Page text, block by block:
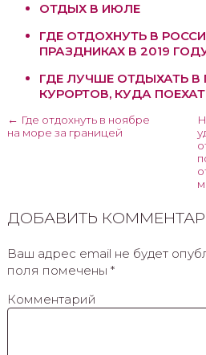
ОТДЫХ В ИЮЛЕ
ГДЕ ОТДОХНУТЬ В
ПРАЗДНИКАХ В 2019
ГДЕ ЛУЧШЕ ОТДЫХАТЬ В
КУРОРТОВ, КУДА
← Где отдохнуть в ноябре
на море за границей
ДОБАВИТЬ
Ваш адрес email не будет
поля помечены *
Комментарий